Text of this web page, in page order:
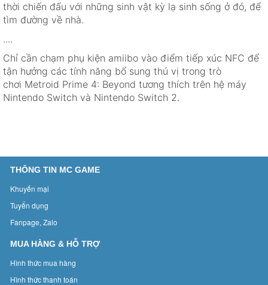
thời chiến đấu với những sinh vật kỳ lạ sinh sống ở đó, để
tìm đường về nhà.
....
Chỉ cần chạm phụ kiện amiibo vào điểm tiếp xúc NFC để
tận hưởng các tính năng bổ sung thú vị trong trò
chơi Metroid Prime 4: Beyond tương thích trên hệ máy
Nintendo Switch và Nintendo Switch 2.
THÔNG TIN MC GAME
Khuyến mại
Tuyển dụng
Fanpage, Zalo
MUA HÀNG & HỖ TRỢ
Hình thức mua hàng
Hình thức thanh toán